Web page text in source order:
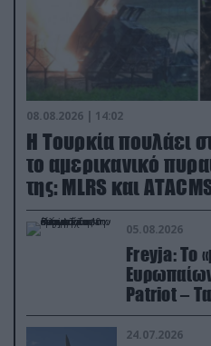
08.08.2026 | 14:02
Η Τουρκία πουλάει
το αμερικανικό
της: MLRS και
05.08.2026
Freyja: Το
Patriot –
συνεργασίας
24.07.2026